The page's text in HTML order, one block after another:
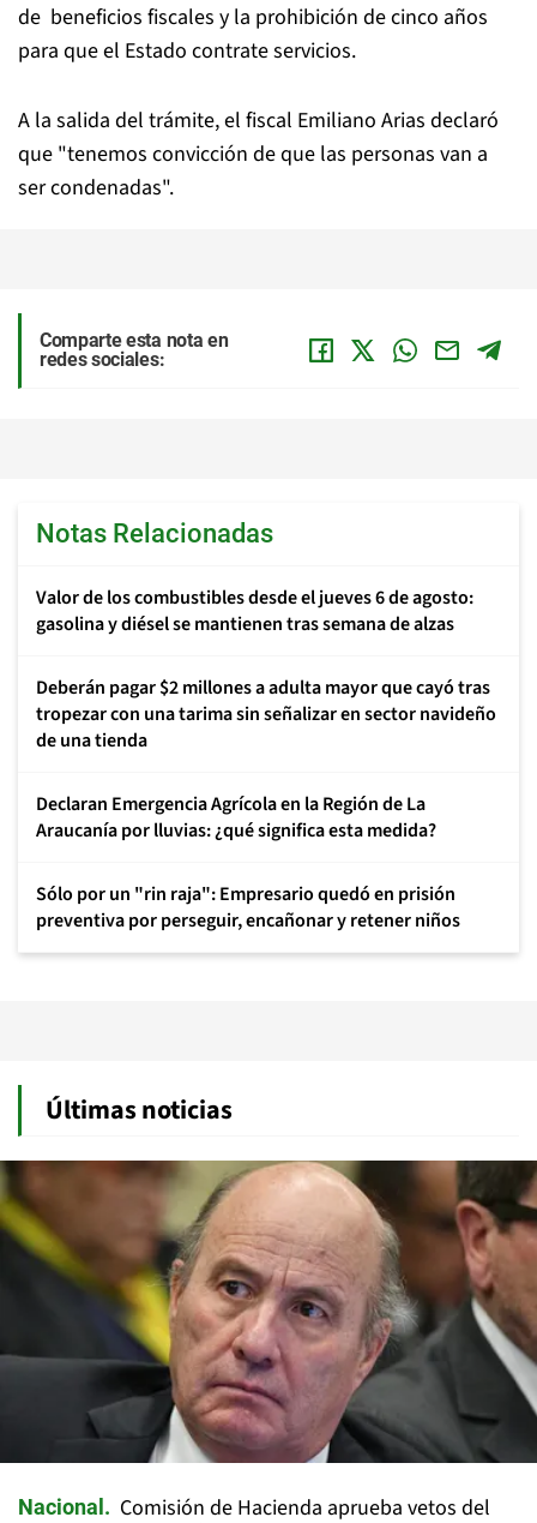
de beneficios fiscales y la prohibición de cinco años
para que el Estado contrate servicios.
A la salida del trámite, el fiscal Emiliano Arias declaró
que "tenemos convicción de que las personas van a
ser condenadas".
Comparte esta nota en
redes sociales:
Notas Relacionadas
Valor de los combustibles desde el jueves 6 de agosto:
gasolina y diésel se mantienen tras semana de alzas
Deberán pagar $2 millones a adulta mayor que cayó tras
tropezar con una tarima sin señalizar en sector navideño
de una tienda
Declaran Emergencia Agrícola en la Región de La
Araucanía por lluvias: ¿qué significa esta medida?
Sólo por un "rin raja": Empresario quedó en prisión
preventiva por perseguir, encañonar y retener niños
Últimas noticias
Nacional
Comisión de Hacienda aprueba vetos del